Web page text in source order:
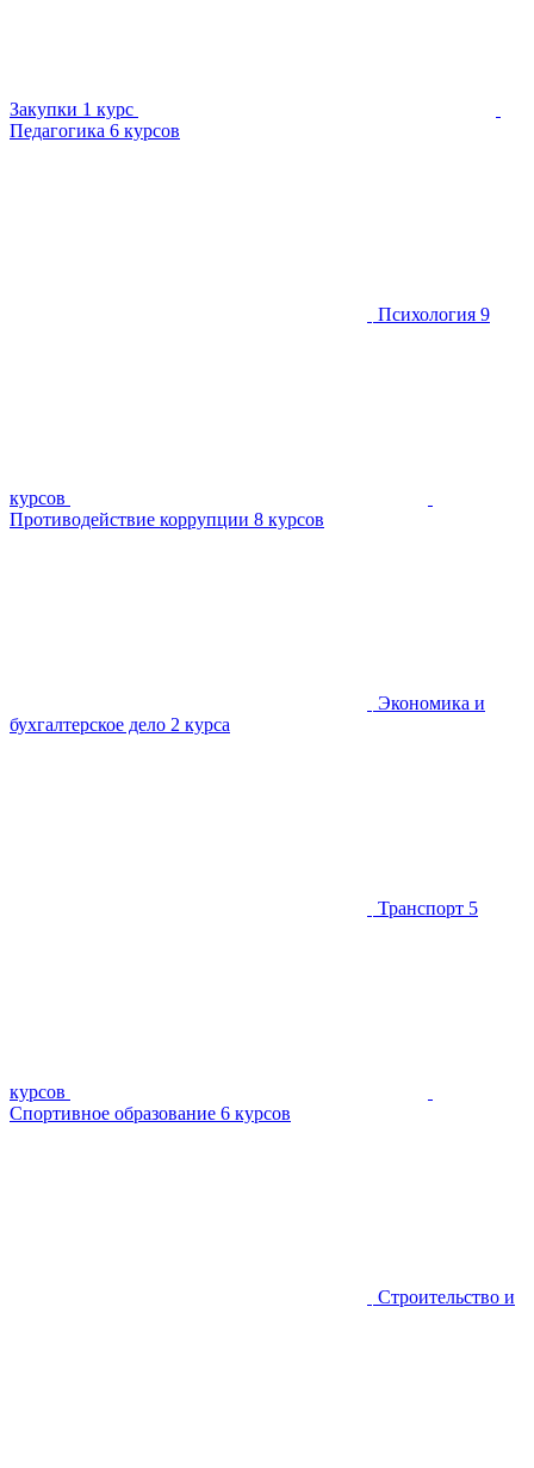
Закупки 1 курс
Педагогика 6 курсов
Психология 9
курсов
Противодействие коррупции 8 курсов
Экономика и
бухгалтерское дело 2 курса
Транспорт 5
курсов
Спортивное образование 6 курсов
Строительство и